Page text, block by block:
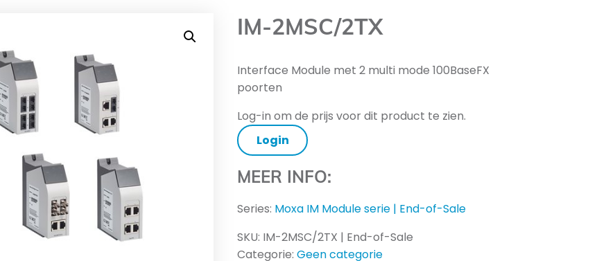
IM-2MSC/2TX
Interface Module met 2 multi mode 100BaseFX
poorten
Log-in om de prijs voor dit product te zien.
Login
MEER INFO:
Series: Moxa IM Module serie | End-of-Sale
SKU: IM-2MSC/2TX | End-of-Sale
Categorie:Geen categorie